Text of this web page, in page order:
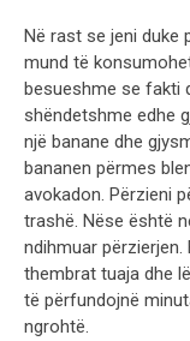
Në rast se jeni duke
mund të
besueshme se fakti
shëndetshme edhe
një banane dhe
bananen përmes
avokadon. Përzieni
trashë. Nëse është
ndihmuar
thembrat tuaja dhe
të përfundojnë
ngrohtë.